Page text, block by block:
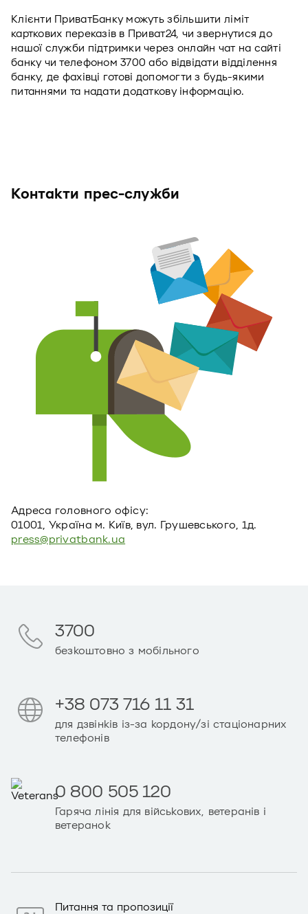
Клієнти ПриватБанку можуть збільшити ліміт
карткових переказів в Приват24, чи звернутися до
нашої служби підтримки через онлайн чат на сайті
банку чи телефоном 3700 або відвідати відділення
банку, де фахівці готові допомогти з будь-якими
питаннями та надати додаткову інформацію.
Контакти прес-служби
Адреса головного офiсу:
01001, Україна м. Київ, вул. Грушевського, 1д.
press@privatbank.ua
3700
безкоштовно з мобільного
+38 073 716 11 31
для дзвінків із-за кордону/зі стаціонарних
телефонів
0 800 505 120
Гаряча лінія для військових, ветеранів і
ветеранок
Питання та пропозиції